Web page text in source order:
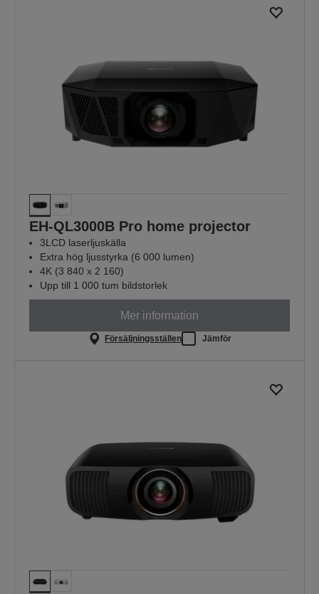
EH-QL3000B Pro home projector
3LCD laserljuskälla
Extra hög ljusstyrka (6 000 lumen)
4K (3 840 x 2 160)
Upp till 1 000 tum bildstorlek
Mer information
Försäljningsställen Jämför